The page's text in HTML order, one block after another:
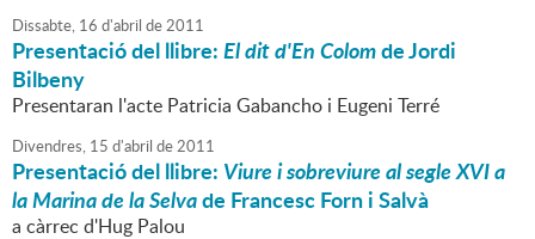
Dissabte, 16 d'abril de2011
Presentació del llibre:El dit d'En Colomde Jordi
Bilbeny
Presentaran l'acte Patricia Gabancho i Eugeni Terré
Divendres, 15 d'abril de2011
Presentació del llibre: Viure i sobreviure al segle XVI a
la Marina de la Selvade Francesc Forn i Salvà
a càrrec d'Hug Palou